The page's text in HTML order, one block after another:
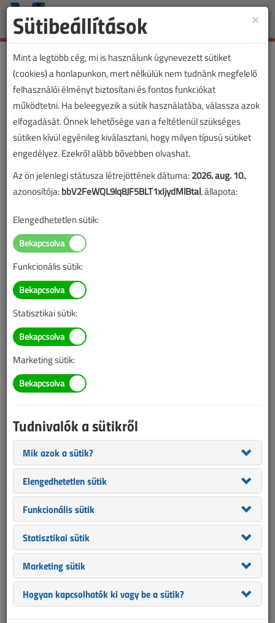
Toggle
Itt a LEGO atomerőmű
2023. február 17. | VL online | 5837 |
meg és terjesztett fel véleményezésre. A tervező szerint LEGO City
polgárainak is szüksége van elektromos áramra, amit
atomerőműben állítana elő számukra.
Szinte bármilyen témában készülnek és megvásárolhatók
különböző LEGO-készletek. Ami még nem létezik, azt önjelölt
tervezők, LEGO-rajongók találják ki. Hogy az elképzeléseikből
sorozatgyártásban megvalósuló LEGO-szettek lehessenek aLEGO
Ideashonlapon kell bemutatni a terveket a nagyközönségnek, akik
×
Sütibeállítások
Mint a legtöbb cég, mi is használunk úgynevezett sütiket
(cookies) a honlapunkon, mert nélkülük nem tudnánk megfelelő
felhasználói élményt biztosítani és fontos funkciókat
működtetni. Ha beleegyezik a sütik használatába, válassza azok
elfogadását. Önnek lehetősége van a feltétlenül szükséges
sütiken kívül egyénileg kiválasztani, hogy milyen típusú sütiket
engedélyez. Ezekről alább bővebben olvashat.
Az ön jelenlegi státusza létrejöttének dátuma:2026. aug. 10.,
azonosítója:bbV2FeWQL9lq8JF5BLT1xIjydMlBtal, állapota:
Elengedhetetlen sütik:
Funkcionális sütik:
Statisztikai sütik:
Marketing sütik:
Tudnivalók a sütikről
Mik azok a sütik?
Elengedhetetlen sütik
Funkcionális sütik
Statisztikai sütik
Marketing sütik
Hogyan kapcsolhatók ki vagy be a sütik?